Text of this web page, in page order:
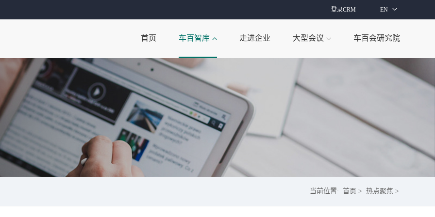
登录CRM EN
首页 车百智库 走进企业 大型会议 车百会研究院
当前位置: 首页 > 热点聚焦 >